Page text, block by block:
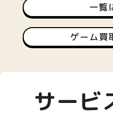
一覧
ゲーム買
サービ